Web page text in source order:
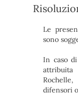
R
Le
sono
In caso
difensori